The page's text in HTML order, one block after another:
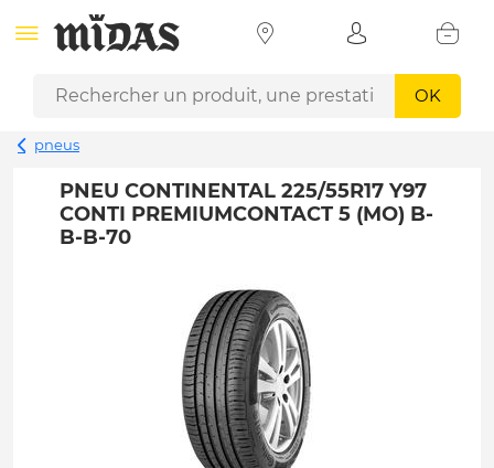
OK
pneus
PNEU CONTINENTAL 225/55R17 Y97
CONTI PREMIUMCONTACT 5 (MO) B-
B-B-70